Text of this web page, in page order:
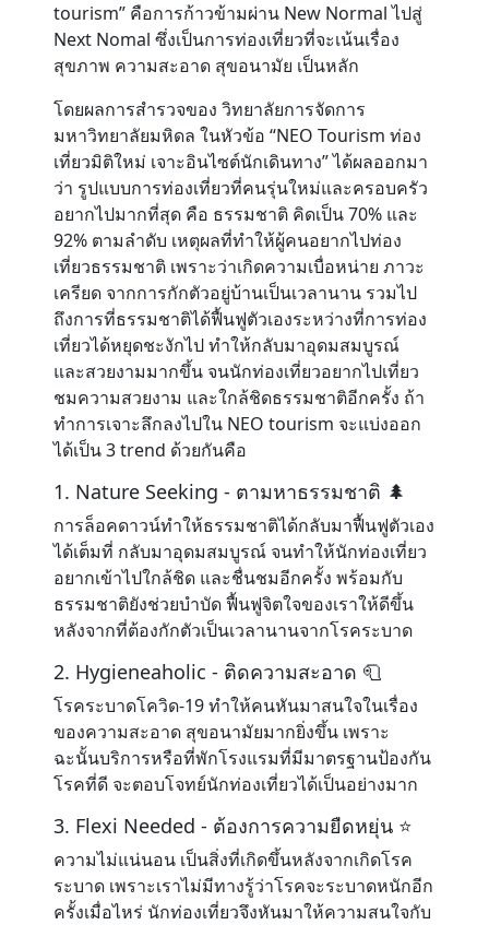
tourism” คือการก้าวข้ามผ่าน New Normal ไปสู่
Next Nomal ซึ่งเป็นการท่องเที่ยวที่จะเน้นเรื่อง
สุขภาพ ความสะอาด สุขอนามัย เป็นหลัก
โดยผลการสำรวจของ วิทยาลัยการจัดการ
มหาวิทยาลัยมหิดล ในหัวข้อ “NEO Tourism ท่อง
เที่ยวมิติใหม่ เจาะอินไซต์นักเดินทาง” ได้ผลออกมา
ว่า รูปแบบการท่องเที่ยวที่คนรุ่นใหม่และครอบครัว
อยากไปมากที่สุด คือ ธรรมชาติ คิดเป็น 70% และ
92% ตามลำดับ เหตุผลที่ทำให้ผู้คนอยากไปท่อง
เที่ยวธรรมชาติ เพราะว่าเกิดความเบื่อหน่าย ภาวะ
เครียด จากการกักตัวอยู่บ้านเป็นเวลานาน รวมไป
ถึงการที่ธรรมชาติได้ฟื้นฟูตัวเองระหว่างที่การท่อง
เที่ยวได้หยุดชะงักไป ทำให้กลับมาอุดมสมบูรณ์
และสวยงามมากขึ้น จนนักท่องเที่ยวอยากไปเที่ยว
ชมความสวยงาม และใกล้ชิดธรรมชาติอีกครั้ง ถ้า
ทำการเจาะลึกลงไปใน NEO tourism จะแบ่งออก
ได้เป็น 3 trend ด้วยกันคือ
1. Nature Seeking - ตามหาธรรมชาติ 🌲
การล็อคดาวน์ทำให้ธรรมชาติได้กลับมาฟื้นฟูตัวเอง
ได้เต็มที่ กลับมาอุดมสมบูรณ์ จนทำให้นักท่องเที่ยว
อยากเข้าไปใกล้ชิด และชื่นชมอีกครั้ง พร้อมกับ
ธรรมชาติยังช่วยบำบัด ฟื้นฟูจิตใจของเราให้ดีขึ้น
หลังจากที่ต้องกักตัวเป็นเวลานานจากโรคระบาด
2. Hygieneaholic - ติดความสะอาด 🧻
โรคระบาดโควิด-19 ทำให้คนหันมาสนใจในเรื่อง
ของความสะอาด สุขอนามัยมากยิ่งขึ้น เพราะ
ฉะนั้นบริการหรือที่พักโรงแรมที่มีมาตรฐานป้องกัน
โรคที่ดี จะตอบโจทย์นักท่องเที่ยวได้เป็นอย่างมาก
3. Flexi Needed - ต้องการความยืดหยุ่น ⭐️
ความไม่แน่นอน เป็นสิ่งที่เกิดขึ้นหลังจากเกิดโรค
ระบาด เพราะเราไม่มีทางรู้ว่าโรคจะระบาดหนักอีก
ครั้งเมื่อไหร่ นักท่องเที่ยวจึงหันมาให้ความสนใจกับ